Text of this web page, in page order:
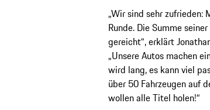
„Wir sind sehr zufrieden:
Runde. Die Summe
gereicht“, erklärt
„Unsere Autos machen
wird lang, es kann viel
über 50 Fahrzeugen auf
wollen alle Titel holen!“